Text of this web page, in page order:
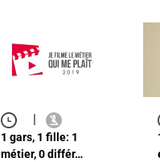
1 gars, 1 fille: 1
métier, 0 différ…